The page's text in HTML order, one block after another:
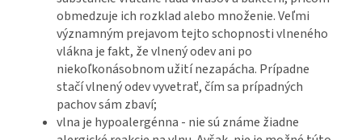
obmedzuje ich rozklad alebo množenie. Veľmi
významným prejavom tejto schopnosti vlneného
vlákna je fakt, že vlnený odev ani po
niekoľkonásobnom užití nezapácha. Prípadne
stačí vlnený odev vyvetrať, čím sa prípadných
pachov sám zbaví;
vlna je hypoalergénna - nie sú známe žiadne